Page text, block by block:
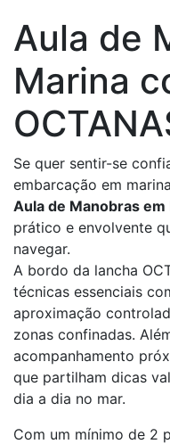
Aula de
Marina
Se quer sentir-se
embarcação em
Aula de Manobras em
prático e envolvente
navegar.
A bordo da lancha
técnicas essenciais
aproximação
zonas confinadas.
acompanhamento
que partilham dicas
dia a dia no mar.
Com um mínimo de 2